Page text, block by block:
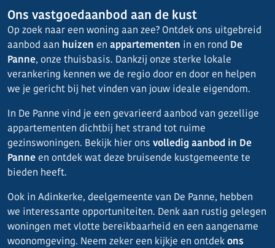
Ons vastgoedaanbod aan de kust
Op zoek naar een woning aan zee? Ontdek ons uitgebreid
aanbod aan huizen en appartementen in en rond De
Panne, onze thuisbasis. Dankzij onze sterke lokale
verankering kennen we de regio door en door en helpen
we je gericht bij het vinden van jouw ideale eigendom.
In De Panne vind je een gevarieerd aanbod van gezellige
appartementen dichtbij het strand tot ruime
gezinswoningen. Bekijk hier ons volledig aanbod in De
Panneen ontdek wat deze bruisende kustgemeente te
bieden heeft.
Ook in Adinkerke, deelgemeente van De Panne, hebben
we interessante opportuniteiten. Denk aan rustig gelegen
woningen met vlotte bereikbaarheid en een aangename
woonomgeving. Neem zeker een kijkje en ontdekons